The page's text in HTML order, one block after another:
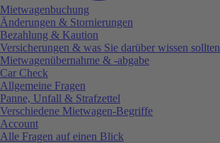
Mietwagenbuchung
Änderungen & Stornierungen
Bezahlung & Kaution
Versicherungen & was Sie darüber wissen sollten
Mietwagenübernahme & -abgabe
Car Check
Allgemeine Fragen
Panne, Unfall & Strafzettel
Verschiedene Mietwagen-Begriffe
Account
Alle Fragen auf einen Blick